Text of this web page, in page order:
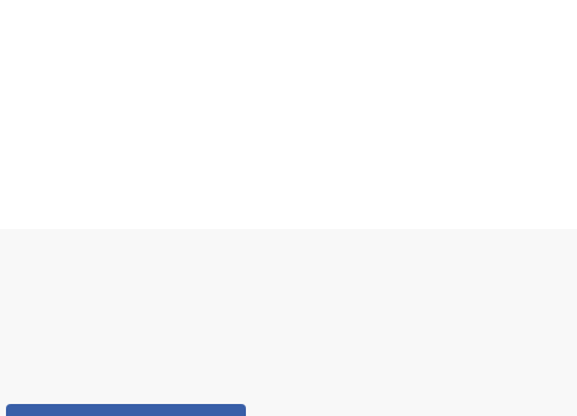
interiérov môže vyžadovať premyslenie a umiestnenie kabíny na